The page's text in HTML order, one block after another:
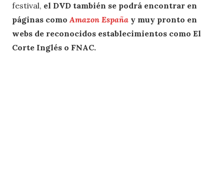
festival, el DVD también se podrá encontrar en
páginas comoAmazon España y muy pronto en
webs de reconocidos establecimientos como El
Corte Inglés o FNAC.